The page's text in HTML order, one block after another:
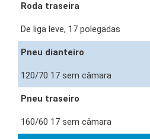
Roda traseira
De liga leve, 17 polegadas
Pneu dianteiro
120/70 17 sem câmara
Pneu traseiro
160/60 17 sem câmara